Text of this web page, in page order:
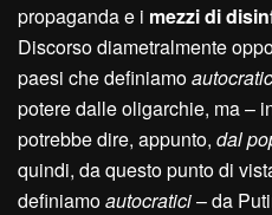
propaganda e i mezzi di
Discorso diametralmente
paesi che definiamo
potere dalle oligarchie, ma –
potrebbe dire, appunto, dal
quindi, da questo punto di
definiamoautocratici– da